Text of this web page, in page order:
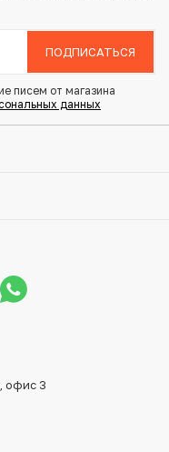
Индия по
находятся в
России, кроме
офиса магазина.
несколько способов
надежно и
ПОДПИСАТЬСЯ
писем от магазина
данных
офис 3